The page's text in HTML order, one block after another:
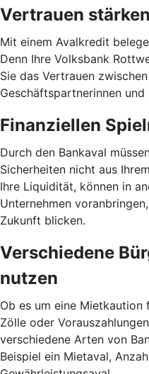
Vertrauen stärken
Mit einem Avalkredit
Denn Ihre Volksbank
Sie das Vertrauen
Geschäftspartnerinnen
Finanziellen
Durch den Bankaval
Sicherheiten nicht aus
Ihre Liquidität, können in
Unternehmen
Zukunft blicken.
Verschiedene
nutzen
Ob es um eine
Zölle oder
verschiedene Arten von
Beispiel ein Mietaval,